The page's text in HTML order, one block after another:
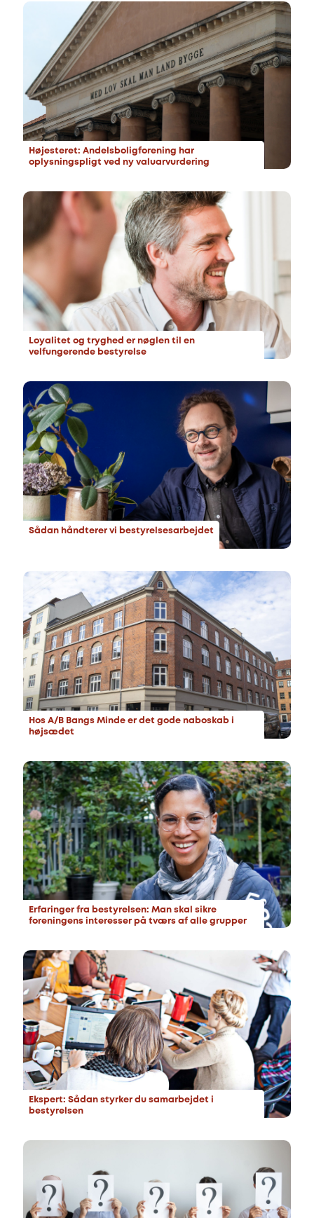
Højesteret: Andelsboligforening har
oplysningspligt ved ny valuarvurdering
Loyalitet og tryghed er nøglen til en
velfungerende bestyrelse
Sådan håndterer vi bestyrelsesarbejdet
Hos A/B Bangs Minde er det gode naboskab i
højsædet
Erfaringer fra bestyrelsen: Man skal sikre
foreningens interesser på tværs af alle grupper
Ekspert: Sådan styrker du samarbejdet i
bestyrelsen